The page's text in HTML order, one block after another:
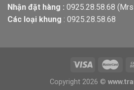
Nhận đặt hàng : 0925.28.58.68 (Mrs
Các loại khung : 0925.28.58.68
Copyright 2026 ©